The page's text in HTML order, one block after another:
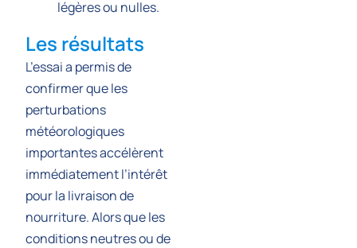
légères ou nulles.
Les résultats
L’essai a permis de
confirmer que les
perturbations
météorologiques
importantes accélèrent
immédiatement l’intérêt
pour la livraison de
nourriture. Alors que les
conditions neutres ou de